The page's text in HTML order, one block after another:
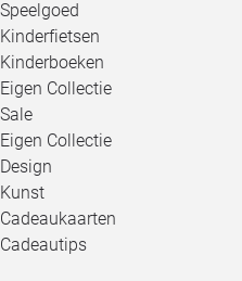
Speelgoed
Kinderfietsen
Kinderboeken
Eigen Collectie
Sale
Eigen Collectie
Design
Kunst
Cadeaukaarten
Cadeautips